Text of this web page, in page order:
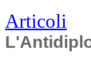
Articoli